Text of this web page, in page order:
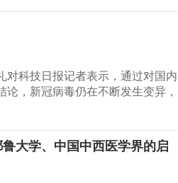
对科技日报记者表示，通过对国内
，新冠病毒仍在不断发生变异，
大学、中国中西医学界的启